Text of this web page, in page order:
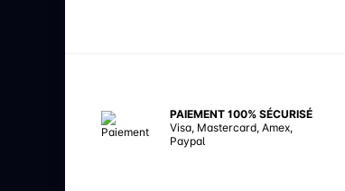
PAIEMENT 100% SÉCURISÉ
Visa, Mastercard, Amex,
Paypal